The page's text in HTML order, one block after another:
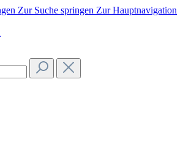
Zur Suche springen Zur Hauptnavigation